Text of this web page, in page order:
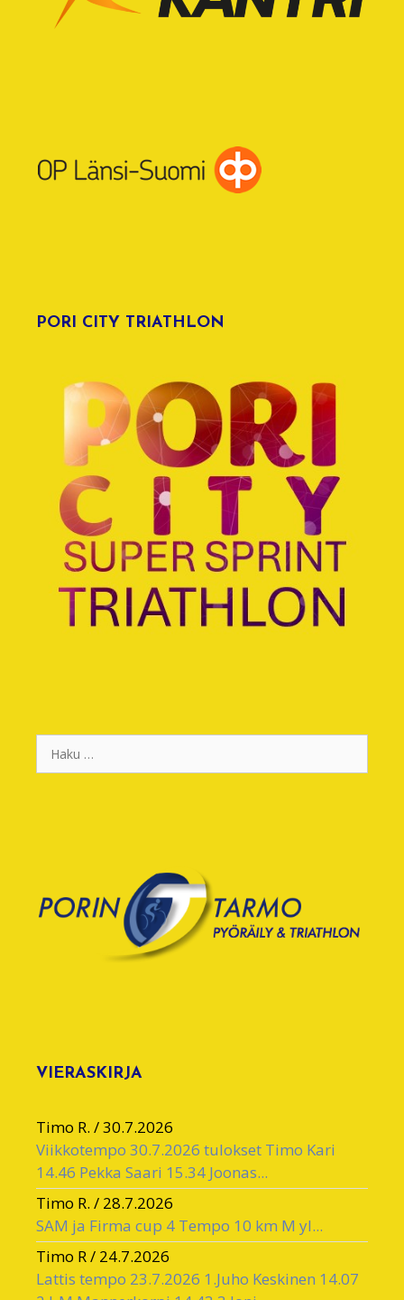
PORI CITY TRIATHLON
Haku:
VIERASKIRJA
Timo R. /30.7.2026
Viikkotempo 30.7.2026 tulokset Timo Kari
14.46 Pekka Saari 15.34 Joonas...
Timo R. / 28.7.2026
SAM ja Firma cup 4 Tempo 10 km M yl...
Timo R/ 24.7.2026
Lattis tempo 23.7.2026 1.Juho Keskinen 14.07